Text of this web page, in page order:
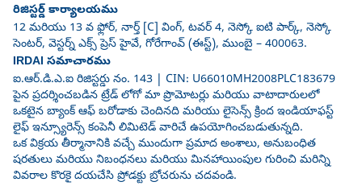
రిజిస్టర్డ్ కార్యాలయము
12 మరియు 13 వ ఫ్లోర్, నార్త్ [C] వింగ్, టవర్ 4, నెస్కో ఐటి పార్క్, నెస్కో
సెంటర్, వెస్టర్న్ ఎక్స్ ప్రెస్ హైవే, గోరేగాంవ్ (ఈస్ట్), ముంబై – 400063.
IRDAI సమాచారము
ఐ.ఆర్.డి.ఎ.ఐ రిజిస్టర్డు నం. 143 | CIN: U66010MH2008PLC183679
పైన ప్రదర్శించబడిన ట్రేడ్ లోగో మా ప్రొమోటర్లు మరియు వాటాదారులలో
ఒకటైన బ్యాంక్ ఆఫ్ బరోడాకు చెందినది మరియు లైసెన్స్ క్రింద ఇండియాఫస్ట్
లైఫ్ ఇన్స్యూరెన్స్ కంపెనీ లిమిటెడ్ వారిచే ఉపయోగించబడుతున్నది.
ఒక విక్రయ తీర్మానానికి వచ్చే ముందుగా ప్రమాద అంశాలు, అనుబంధిత
షరతులు మరియు నిబంధనలు మరియు మినహాయింపుల గురించి మరిన్ని
వివరాల కొరకై దయచేసి ప్రోడక్టు బ్రోచరును చదవండి.